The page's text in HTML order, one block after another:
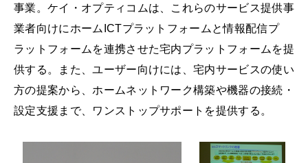
事業。ケイ・オプティコムは、これらのサービス提供事
業者向けにホームICTプラットフォームと情報配信プ
ラットフォームを連携させた宅内プラットフォームを提
供する。また、ユーザー向けには、宅内サービスの使い
方の提案から、ホームネットワーク構築や機器の接続・
設定支援まで、ワンストップサポートを提供する。